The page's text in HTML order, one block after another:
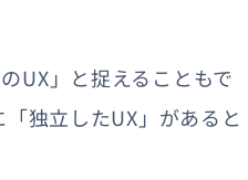
UX」と捉えることもで
独立したUX」があると